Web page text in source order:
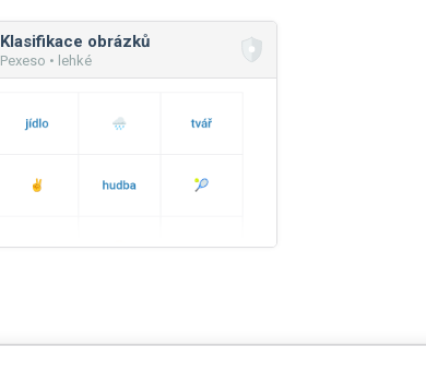
Klasifikace obrázků
Pexeso • lehké